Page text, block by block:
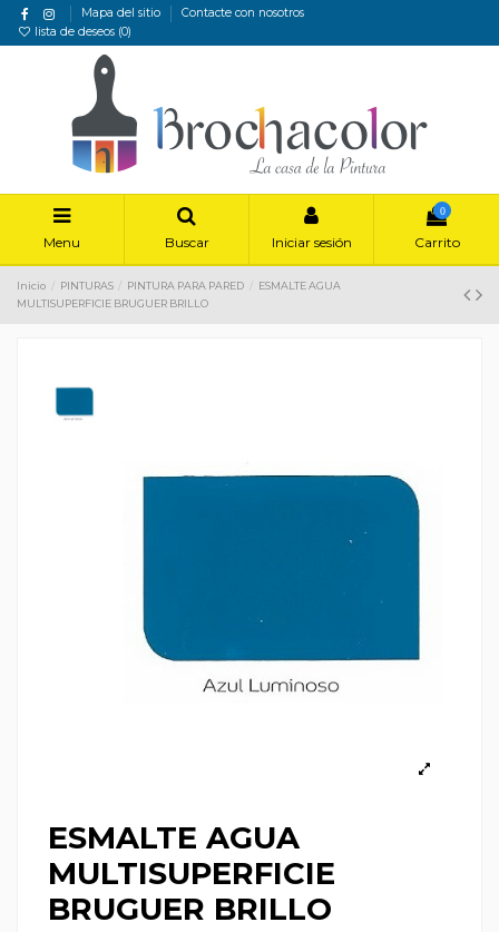
Mapa del sitio
Contacte con nosotros
lista de deseos (0)
Menu Buscar Iniciar sesión
0
Carrito
Inicio PINTURAS PINTURA PARA PARED
ESMALTE AGUA
MULTISUPERFICIE BRUGUER BRILLO
ESMALTE AGUA
MULTISUPERFICIE
BRUGUER BRILLO